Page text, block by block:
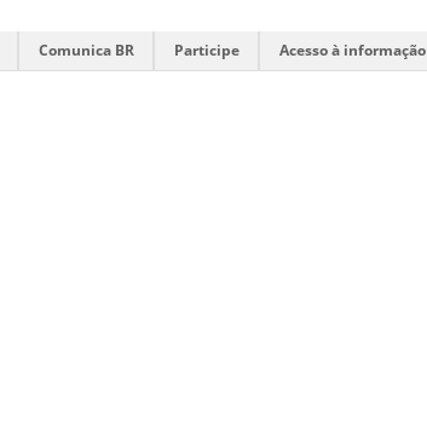
Comunica BR Participe Acesso à informação